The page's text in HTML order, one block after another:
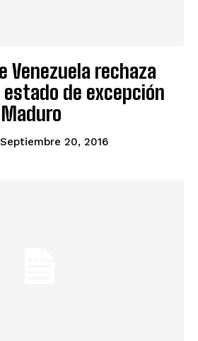
Venezuela rechaza
de excepción
Septiembre 20, 2016